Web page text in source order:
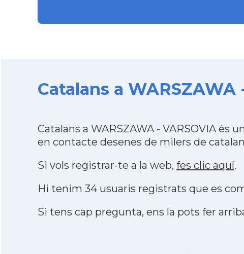
Catalans a
Catalans a WARSZAWA - VARSOVIA és
en contacte desenes de milers de
Si vols registrar-te a la web, fes clic aquí.
Hi tenim 34 usuaris registrats que es
Si tens cap pregunta, ens la pots fer